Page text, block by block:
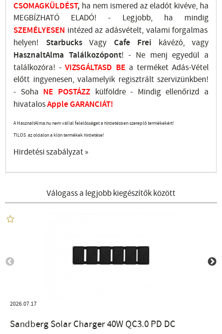
CSOMAGKÜLDÉST, ha nem ismered az eladót kivéve, ha
MEGBÍZHATÓ ELADÓ! - Legjobb, ha mindig
SZEMÉLYESEN intézed az adásvételt, valami forgalmas
helyen! StarbucksVagy Cafe Frei kávézó, vagy
HasznaltAlma Találkozópont! - Ne menj egyedül a
találkozóra! - VIZSGÁLTASD BEa terméket Adás-Vétel
előtt ingyenesen, valamelyik regisztrált szervizünkben!
- Soha NE POSTÁZZ külföldre- Mindig ellenőrizd a
hivatalosApple GARANCIÁT!
A HasznaltAlma.hu nem vállal felelősséget a hirdetésben szereplő termékekért!
TILOS az oldalon a klón termékek hirdetése!
Hirdetési szabályzat »
Válogass a legjobb kiegészítők között
2026.07.17
Sandberg Solar Charger 40W QC3.0 PD DC